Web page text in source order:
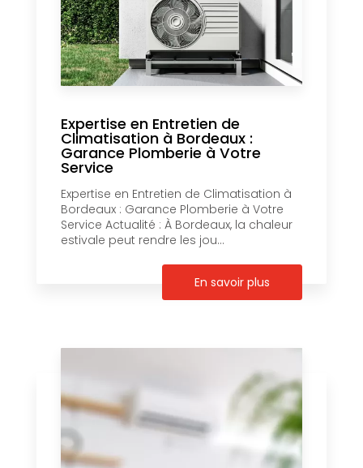
Expertise en Entretien de
Climatisation à Bordeaux :
Garance Plomberie à Votre
Service
Expertise en Entretien de Climatisation à
Bordeaux : Garance Plomberie à Votre
Service Actualité : À Bordeaux, la chaleur
estivale peut rendre les jou...
En savoir plus